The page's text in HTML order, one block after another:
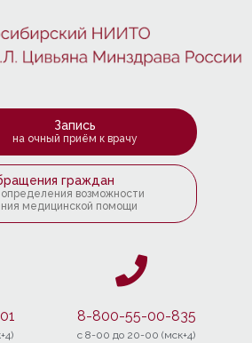
Запись
на очный приём к врачу
граждан
возможности
медицинской помощи
8-800-55-00-835
c 8-00 до 20-00 (мск+4)